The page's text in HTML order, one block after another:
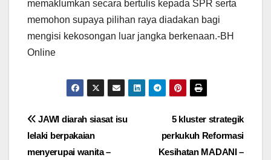
memaklumkan secara bertulis kepada SPR serta
memohon supaya pilihan raya diadakan bagi
mengisi kekosongan luar jangka berkenaan.-BH
Online
Post
navigation
5 kluster strategik
perkukuh Reformasi
Kesihatan MADANI –
JAWI diarah siasat isu
lelaki berpakaian
menyerupai wanita –